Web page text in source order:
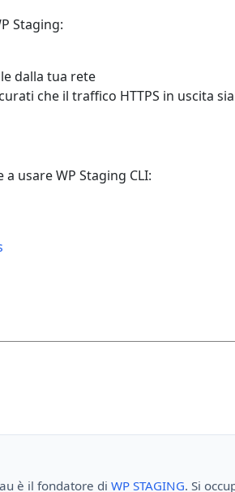
Staging:
dalla tua rete
che il traffico HTTPS in uscita
usare WP Staging CLI:
è il fondatore diWP STAGING. Si